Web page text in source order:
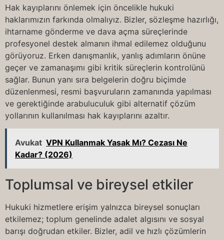
Hak kayıplarını önlemek için öncelikle hukuki
haklarımızın farkında olmalıyız. Bizler, sözleşme hazırlığı,
ihtarname gönderme ve dava açma süreçlerinde
profesyonel destek almanın ihmal edilemez olduğunu
görüyoruz. Erken danışmanlık, yanlış adımların önüne
geçer ve zamanaşımı gibi kritik süreçlerin kontrolünü
sağlar. Bunun yanı sıra belgelerin doğru biçimde
düzenlenmesi, resmi başvuruların zamanında yapılması
ve gerektiğinde arabuluculuk gibi alternatif çözüm
yollarının kullanılması hak kayıplarını azaltır.
Avukat VPN Kullanmak Yasak Mı? Cezası Ne
Kadar? (2026)
Toplumsal ve bireysel etkiler
Hukuki hizmetlere erişim yalnızca bireysel sonuçları
etkilemez; toplum genelinde adalet algısını ve sosyal
barışı doğrudan etkiler. Bizler, adil ve hızlı çözümlerin